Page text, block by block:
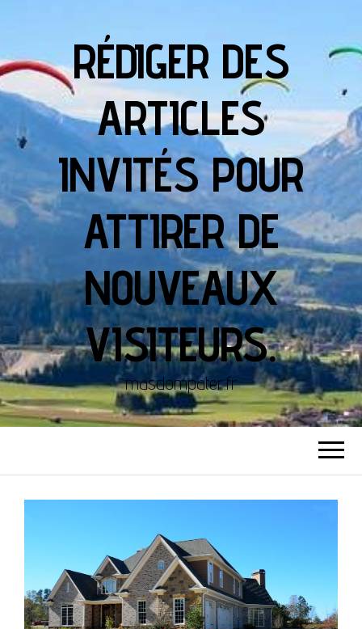
RÉDIGER DES
ARTICLES
INVITÉS POUR
ATTIRER DE
NOUVEAUX
VISITEURS.
masdompater.fr